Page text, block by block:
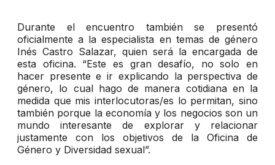
Durante el encuentro también se presentó
oficialmente a la especialista en temas de género
Inés Castro Salazar, quien será la encargada de
esta oficina. “Este es gran desafío, no solo en
hacer presente e ir explicando la perspectiva de
género, lo cual hago de manera cotidiana en la
medida que mis interlocutoras/es lo permitan, sino
también porque la economía y los negocios son un
mundo interesante de explorar y relacionar
justamente con los objetivos de la Oficina de
Género y Diversidad sexual”.